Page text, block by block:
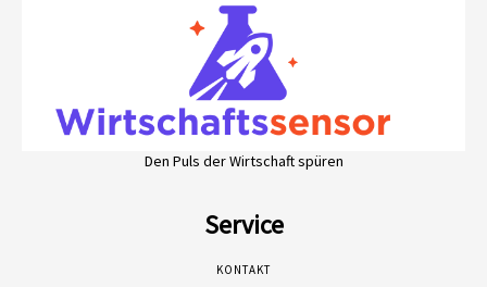
Den Puls der Wirtschaft spüren
Service
KONTAKT